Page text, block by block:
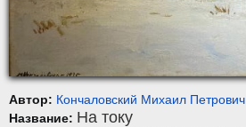
Автор: Кончаловский Михаил Петрович
Название: На току